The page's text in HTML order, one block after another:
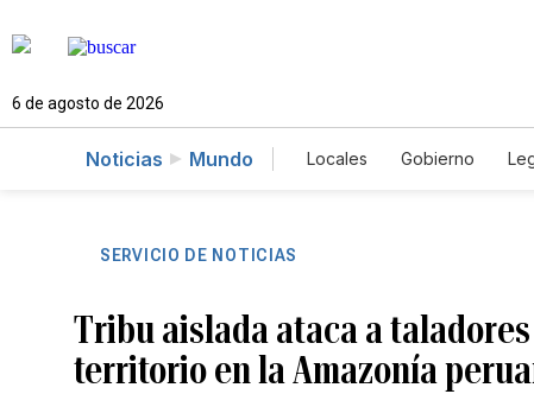
6 de agosto de 2026
Noticias Mundo Locales Gobierno
SERVICIO DE NOTICIAS
Tribu aislada ataca a
territorio en la Amazonía